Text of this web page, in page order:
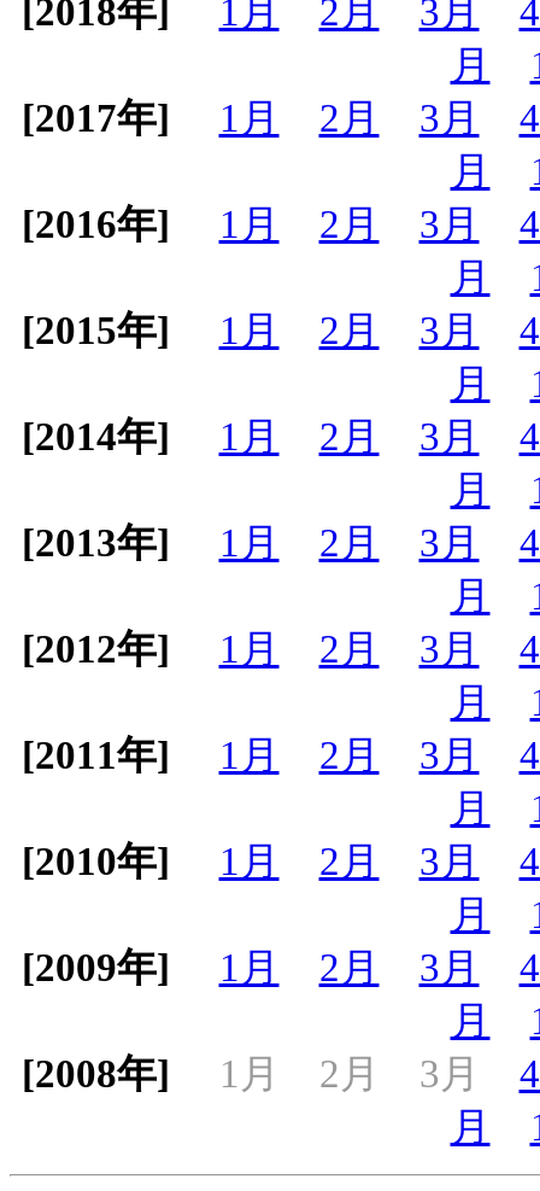
[2018年] 1月 2月 3月
月
[2017年]
1月 2月 3月
月
[2016年]
1月 2月 3月
月
[2015年]
1月 2月 3月
月
[2014年]
1月 2月 3月
月
[2013年]
1月 2月 3月
月
[2012年]
1月 2月 3月
月
[2011年]
1月 2月 3月
月
[2010年]
1月 2月 3月
月
[2009年]
1月 2月 3月
月
[2008年]
1月 2月 3月
月